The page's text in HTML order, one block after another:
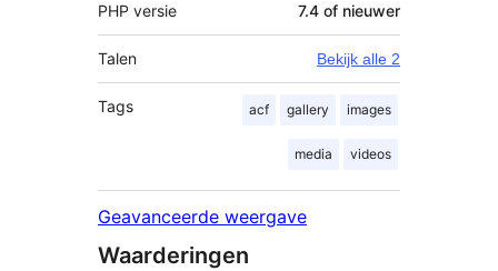
PHP versie 7.4 of nieuwer
Talen Bekijk alle 2
Tags acf gallery images
media videos
Geavanceerde weergave
Waarderingen